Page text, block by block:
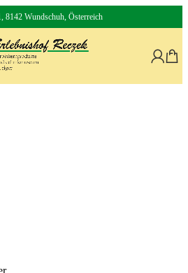
8142 Wundschuh, Österreich